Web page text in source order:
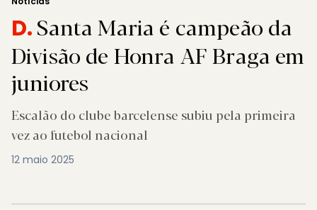
D.Santa Maria é campeão da
Divisão de Honra AF Braga em
juniores
Escalão do clube barcelense subiu pela primeira
vez ao futebol nacional
12 maio 2025